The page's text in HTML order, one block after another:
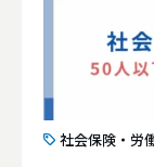
社会保険・労